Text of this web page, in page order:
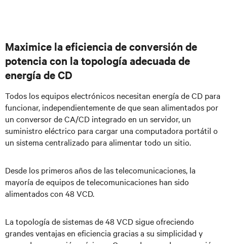
Maximice la eficiencia de conversión de
potencia con la topología adecuada de
energía de CD
Todos los equipos electrónicos necesitan energía de CD para
funcionar, independientemente de que sean alimentados por
un conversor de CA/CD integrado en un servidor, un
suministro eléctrico para cargar una computadora portátil o
un sistema centralizado para alimentar todo un sitio.
Desde los primeros años de las telecomunicaciones, la
mayoría de equipos de telecomunicaciones han sido
alimentados con 48 VCD.
La topología de sistemas de 48 VCD sigue ofreciendo
grandes ventajas en eficiencia gracias a su simplicidad y